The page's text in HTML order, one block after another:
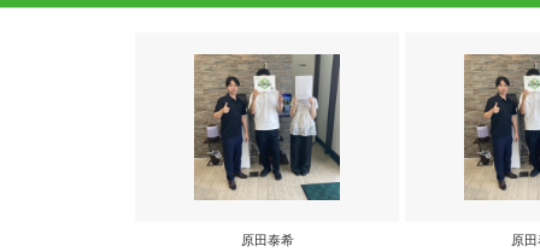
原田泰希 原